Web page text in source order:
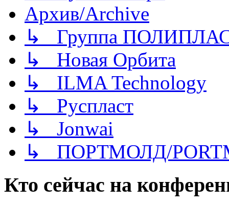
Архив/Archive
↳ Группа
↳ Новая Орбита
↳ ILMA Technology
↳ Руспласт
↳ Jonwai
↳ ПОРТМОЛД/
Кто сейчас на